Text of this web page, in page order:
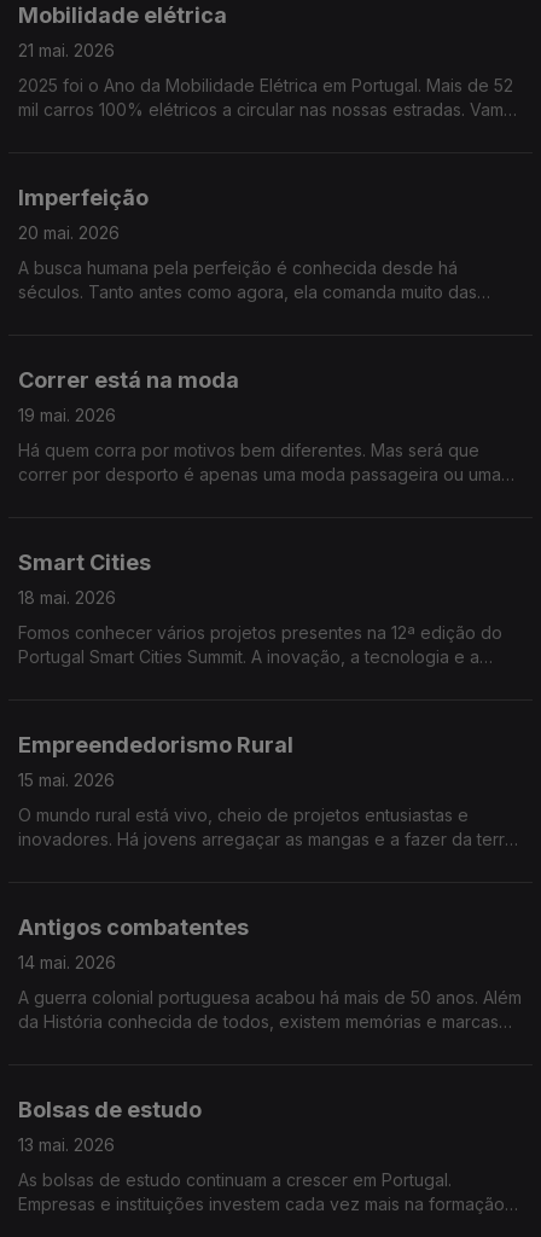
Mobilidade elétrica
21 mai. 2026
2025 foi o Ano da Mobilidade Elétrica em Portugal. Mais de 52
mil carros 100% elétricos a circular nas nossas estradas. Vamos
Imperfeição
20 mai. 2026
A busca humana pela perfeição é conhecida desde há
séculos. Tanto antes como agora, ela comanda muito das
Correr está na moda
19 mai. 2026
Há quem corra por motivos bem diferentes. Mas será que
correr por desporto é apenas uma moda passageira ou uma
Smart Cities
18 mai. 2026
Fomos conhecer vários projetos presentes na 12ª edição do
Portugal Smart Cities Summit. A inovação, a tecnologia e a
do futuro.
Empreendedorismo Rural
15 mai. 2026
O mundo rural está vivo, cheio de projetos entusiastas e
inovadores. Há jovens arregaçar as mangas e a fazer da terra
Antigos combatentes
14 mai. 2026
A guerra colonial portuguesa acabou há mais de 50 anos. Além
da História conhecida de todos, existem memórias e marcas
Bolsas de estudo
13 mai. 2026
As bolsas de estudo continuam a crescer em Portugal.
Empresas e instituições investem cada vez mais na formação